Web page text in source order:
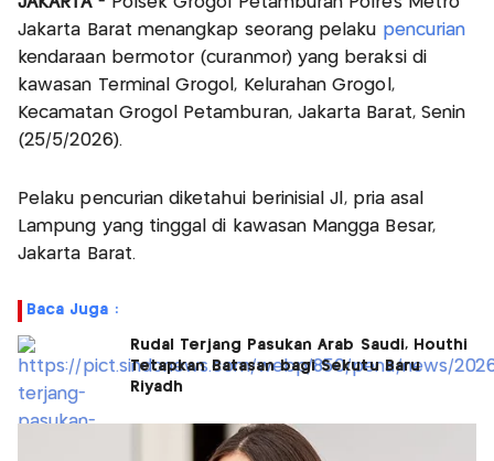
Jakarta Barat menangkap seorang pelaku pencurian
kendaraan bermotor (curanmor) yang beraksi di
kawasan Terminal Grogol, Kelurahan Grogol,
Kecamatan Grogol Petamburan, Jakarta Barat, Senin
(25/5/2026).
Pelaku pencurian diketahui berinisial Jl, pria asal
Lampung yang tinggal di kawasan Mangga Besar,
Jakarta Barat.
Baca Juga :
Rudal Terjang Pasukan Arab Saudi, Houthi
Tetapkan Batasan bagi Sekutu Baru
Riyadh